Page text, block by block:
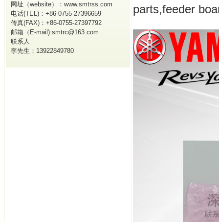
网址（website）：www.smtrss.com
电话(TEL)：+86-0755-27396659
传真(FAX)：+86-0755-27397792
邮箱（E-mail):smtrc@163.com
联系人
李先生：13922849780
parts,feeder